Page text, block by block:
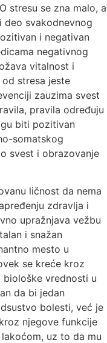
stresu se zna malo, a
deo svakodnevnog
i negativan
negativnog
vitalnost i
stresa jeste
zauzima svest
pravila određuju
biti pozitivan
somatskog
svest i obrazovanje
ličnost da nema
zdravlja i
upražnjava vežbu
i snažan
mesto u
se kreće kroz
vrednosti u
da bi jedan
bolesti, već je
njegove funkcije
uz to da mu